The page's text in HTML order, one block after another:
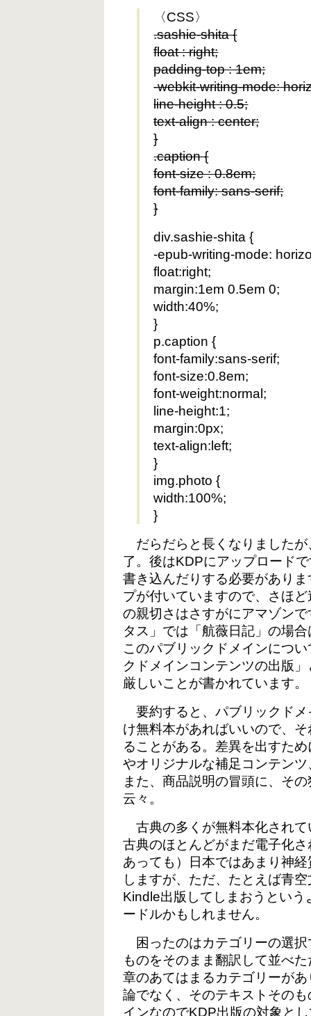
〈CSS〉
.sashie-shita {
float : right;
padding-top : 1em;
-webkit-writing-mode:
line-height : 0.5;
text-align : center;
}
.caption {
font-size : 0.8em;
font-family: sans-serif;
}
div.sashie-shita {
-epub-writing-mode:
float:right;
margin:1em 0.5em 0;
width:40%;
}
p.caption {
font-family:sans-serif;
font-size:0.8em;
font-weight:normal;
line-height:1;
margin:0px;
text-align:left;
}
img.photo {
width:100%;
}
だらだらと長くなりました
了。後はKDPにアップロード
書き込んだりする必要があり
プが付いていますので、さほ
の親切さはさすがにアマゾン
タス」では「航薇日記」の場
このパブリックドメインにつ
クドメインコンテンツの出版
厳しいことが書かれています。
要約すると、パブリックド
け無料本があればいいので、
ることがある。差異を出すた
やオリジナルな補足コンテン
また、商品説明の冒頭に、そ
云々。
古典の多くが無料本化され
古典のほとんどがまだ電子化
あっても）日本ではあまり神
しますが、ただ、たとえば青
Kindle出版してしまおうとい
ードルかもしれません。
困ったのはカテゴリーの選
ものをそのまま翻訳して並べ
章のあてはまるカテゴリーが
論でなく、そのテキストその
インなのでKDP出版の対象と